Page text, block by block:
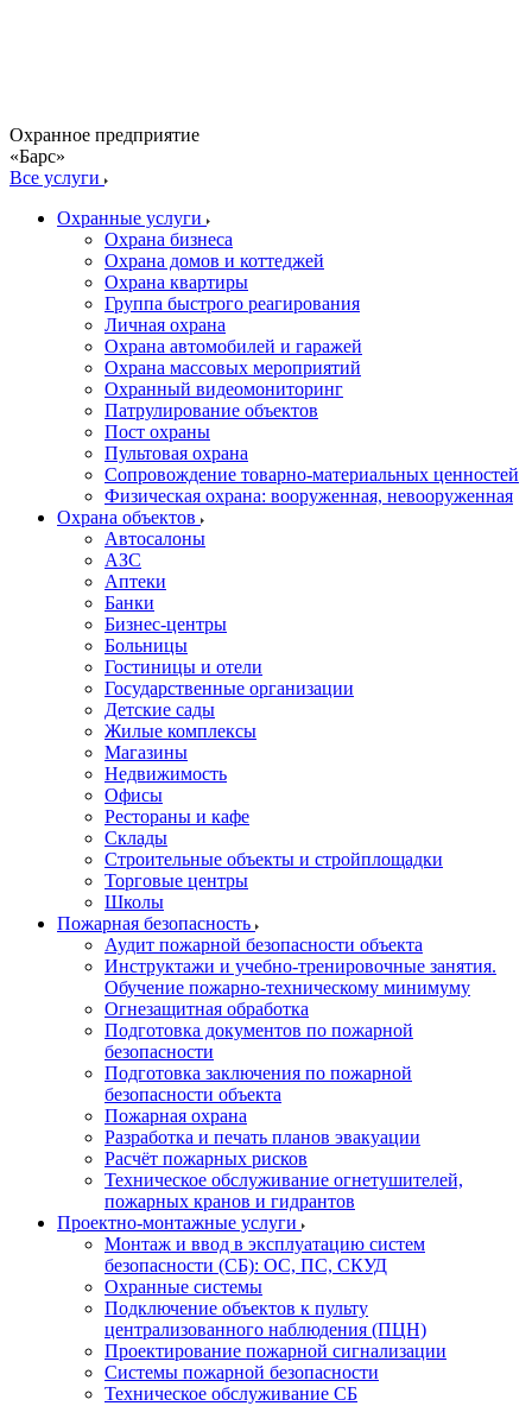
Охранное предприятие
«Барс»
Все услуги
Охранные услуги
Охрана бизнеса
Охрана домов и коттеджей
Охрана квартиры
Группа быстрого реагирования
Личная охрана
Охрана автомобилей и гаражей
Охрана массовых мероприятий
Охранный видеомониторинг
Патрулирование объектов
Пост охраны
Пультовая охрана
Сопровождение товарно-материальных ценностей
Физическая охрана: вооруженная, невооруженная
Охрана объектов
Автосалоны
АЗС
Аптеки
Банки
Бизнес-центры
Больницы
Гостиницы и отели
Государственные организации
Детские сады
Жилые комплексы
Магазины
Недвижимость
Офисы
Рестораны и кафе
Склады
Строительные объекты и стройплощадки
Торговые центры
Школы
Пожарная безопасность
Аудит пожарной безопасности объекта
Инструктажи и учебно-тренировочные занятия.
Обучение пожарно-техническому минимуму
Огнезащитная обработка
Подготовка документов по пожарной
безопасности
Подготовка заключения по пожарной
безопасности объекта
Пожарная охрана
Разработка и печать планов эвакуации
Расчёт пожарных рисков
Техническое обслуживание огнетушителей,
пожарных кранов и гидрантов
Проектно-монтажные услуги
Монтаж и ввод в эксплуатацию систем
безопасности (СБ): ОС, ПС, СКУД
Охранные системы
Подключение объектов к пульту
централизованного наблюдения (ПЦН)
Проектирование пожарной сигнализации
Системы пожарной безопасности
Техническое обслуживание СБ